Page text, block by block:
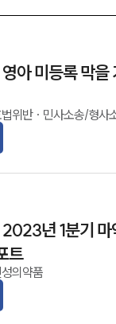
대륜소개
대륜소개
AI대륜
업무사례
아 미등록 막을
위반· 민사소송/형사
년 1분기 마
트
의약품